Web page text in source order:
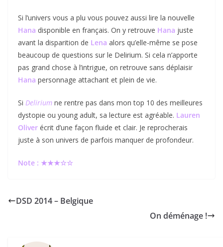
Si l’univers vous a plu vous pouvez aussi lire la nouvelle
Hana disponible en français. On y retrouve Hana juste
avant la disparition de Lena alors qu’elle-même se pose
beaucoup de questions sur le Delirium. Si cela n’apporte
pas grand chose à l’intrigue, on retrouve sans déplaisir
Hana personnage attachant et plein de vie.
Si Delirium ne rentre pas dans mon top 10 des meilleures
dystopie ou young adult, sa lecture est agréable. Lauren
Oliver écrit d’une façon fluide et clair. Je reprocherais
juste à son univers de parfois manquer de profondeur.
Note : ★★★☆☆
DSD 2014 – Belgique
On déménage !